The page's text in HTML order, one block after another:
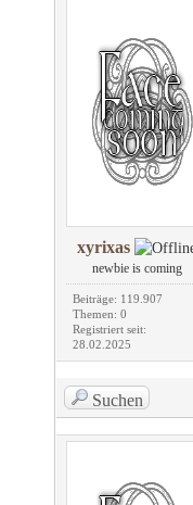
xyrixas
newbie is coming
Beiträge: 119.907
Themen: 0
Registriert seit:
28.02.2025
Suchen